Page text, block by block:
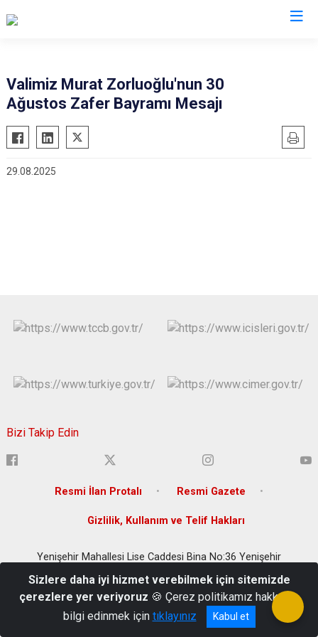
Valimiz Murat Zorluoğlu'nun 30
Ağustos Zafer Bayramı Mesajı
29.08.2025
Bizi Takip Edin
Resmi İlan Protalı Resmi Gazete
Gizlilik, Kullanım ve Telif Hakları
Yenişehir Mahallesi Lise Caddesi Bina No:36 Yenişehir
(0 412) 280 20 00
Sizlere daha iyi hizmet verebilmek için sitemizde
çerezlere yer veriyoruz 🍪 Çerez politikamız hakkında
bilgi edinmek için tıklayınız Kabul et